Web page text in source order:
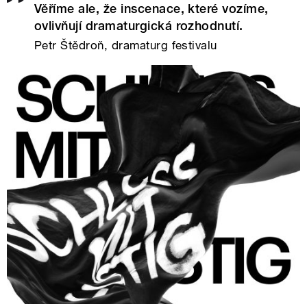
Věříme ale, že inscenace, které vozíme,
ovlivňují dramaturgická rozhodnutí.
Petr Štědroň, dramaturg festivalu